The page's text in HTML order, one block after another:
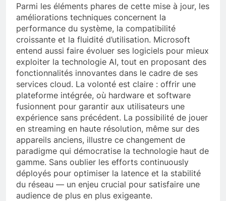
Parmi les éléments phares de cette mise à jour, les
améliorations techniques concernent la
performance du système, la compatibilité
croissante et la fluidité d’utilisation. Microsoft
entend aussi faire évoluer ses logiciels pour mieux
exploiter la technologie AI, tout en proposant des
fonctionnalités innovantes dans le cadre de ses
services cloud. La volonté est claire : offrir une
plateforme intégrée, où hardware et software
fusionnent pour garantir aux utilisateurs une
expérience sans précédent. La possibilité de jouer
en streaming en haute résolution, même sur des
appareils anciens, illustre ce changement de
paradigme qui démocratise la technologie haut de
gamme. Sans oublier les efforts continuously
déployés pour optimiser la latence et la stabilité
du réseau — un enjeu crucial pour satisfaire une
audience de plus en plus exigeante.